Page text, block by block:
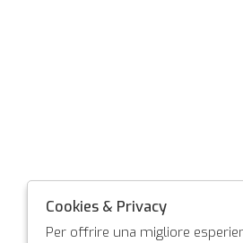
Cookies & Privacy
Per offrire una migliore